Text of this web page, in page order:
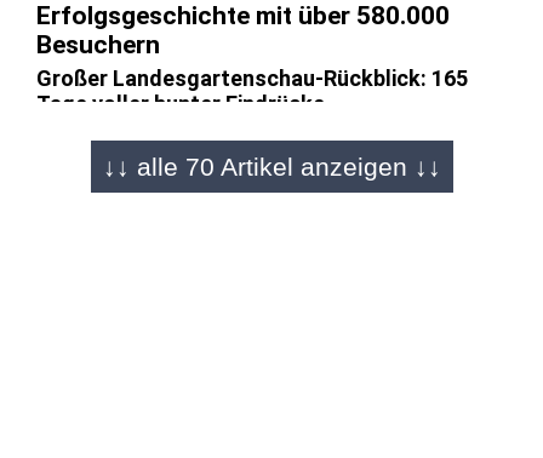
Erfolgsgeschichte mit über 580.000
Besuchern
Großer Landesgartenschau-Rückblick: 165
Tage voller bunter Eindrücke
FULDA - 13.04.2024
↓↓ alle 70 Artikel anzeigen ↓↓